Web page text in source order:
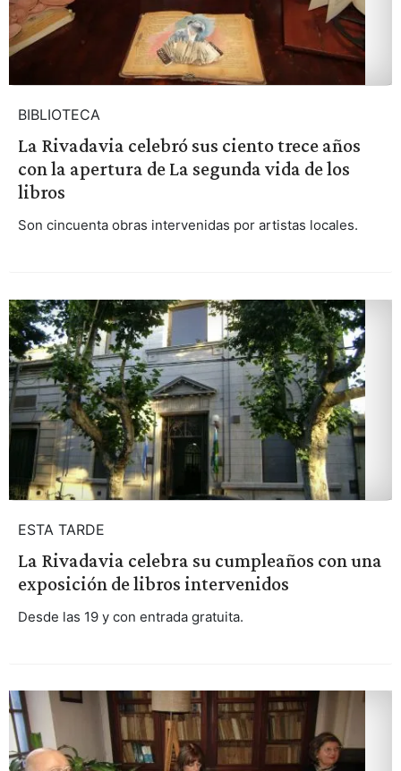
BIBLIOTECA
La Rivadavia celebró sus ciento trece años
con la apertura de La segunda vida de los
libros
Son cincuenta obras intervenidas por artistas locales.
ESTA TARDE
La Rivadavia celebra su cumpleaños con una
exposición de libros intervenidos
Desde las 19 y con entrada gratuita.